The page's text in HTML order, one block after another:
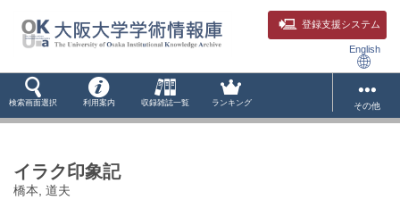
登録支援システム
English
検索画面選択 利用案内 収録雑誌一覧 ランキング その他
イラク印象記
橋本, 道夫